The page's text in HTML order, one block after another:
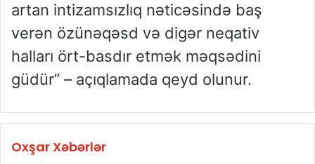
artan intizamsızlıq nəticəsində baş
verən özünəqəsd və digər neqativ
halları ört-basdır etmək məqsədini
güdür” – açıqlamada qeyd olunur.
Oxşar Xəbərlər